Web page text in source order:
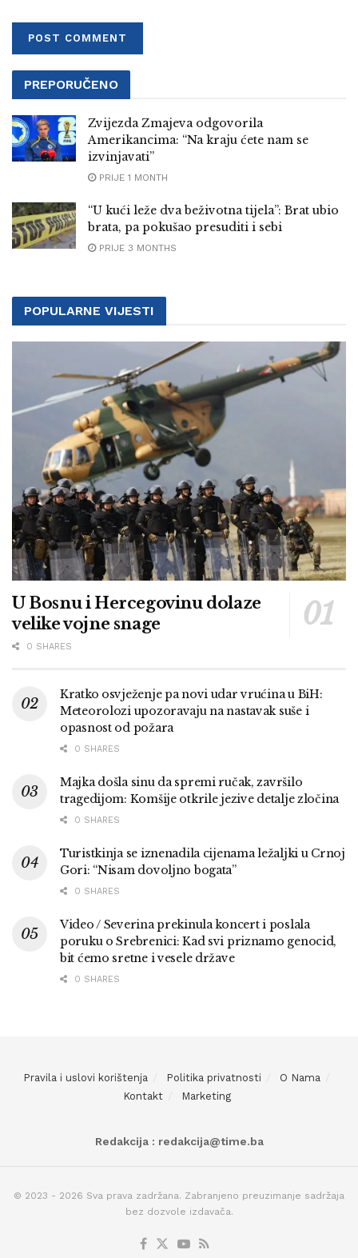
PREPORUČENO
Zvijezda Zmajeva odgovorila
Amerikancima: “Na kraju ćete nam se
izvinjavati”
PRIJE 1 MONTH
“U kući leže dva beživotna tijela”: Brat ubio
brata, pa pokušao presuditi i sebi
PRIJE 3 MONTHS
POPULARNE VIJESTI
U Bosnu i Hercegovinu dolaze
velike vojne snage
0 SHARES
Kratko osvježenje pa novi udar vrućina u BiH:
Meteorolozi upozoravaju na nastavak suše i
opasnost od požara
0 SHARES
Majka došla sinu da spremi ručak, završilo
tragedijom: Komšije otkrile jezive detalje zločina
0 SHARES
Turistkinja se iznenadila cijenama ležaljki u Crnoj
Gori: “Nisam dovoljno bogata”
0 SHARES
Video / Severina prekinula koncert i poslala
poruku o Srebrenici: Kad svi priznamo genocid,
bit ćemo sretne i vesele države
0 SHARES
Pravila i uslovi korištenja Politika privatnosti
O Nama
Kontakt
Marketing
Redakcija : redakcija@time.ba
© 2023 - 2026 Sva prava zadržana. Zabranjeno preuzimanje sadržaja
bez dozvole izdavača.